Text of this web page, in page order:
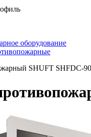
оборудование
SHUFT SHFDC-